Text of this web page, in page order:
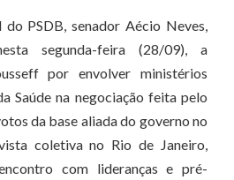
PSDB, senador Aécio Neves,
segunda-feira (28/09), a
por envolver ministérios
Saúde na negociação feita pelo
da base aliada do governo no
coletiva no Rio de Janeiro,
com lideranças e pré-